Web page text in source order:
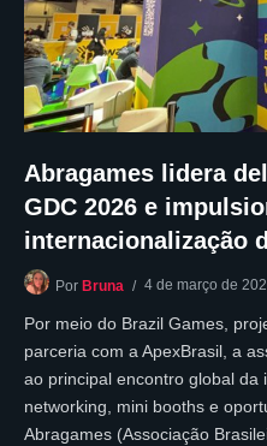
Abragames lidera
GDC 2026 e
internacionalização
Por Bruna 4 de março de
Por meio do Brazil Games,
parceria com a ApexBrasil, a
ao principal encontro global da
networking, mini booths e
Abragames (Associação